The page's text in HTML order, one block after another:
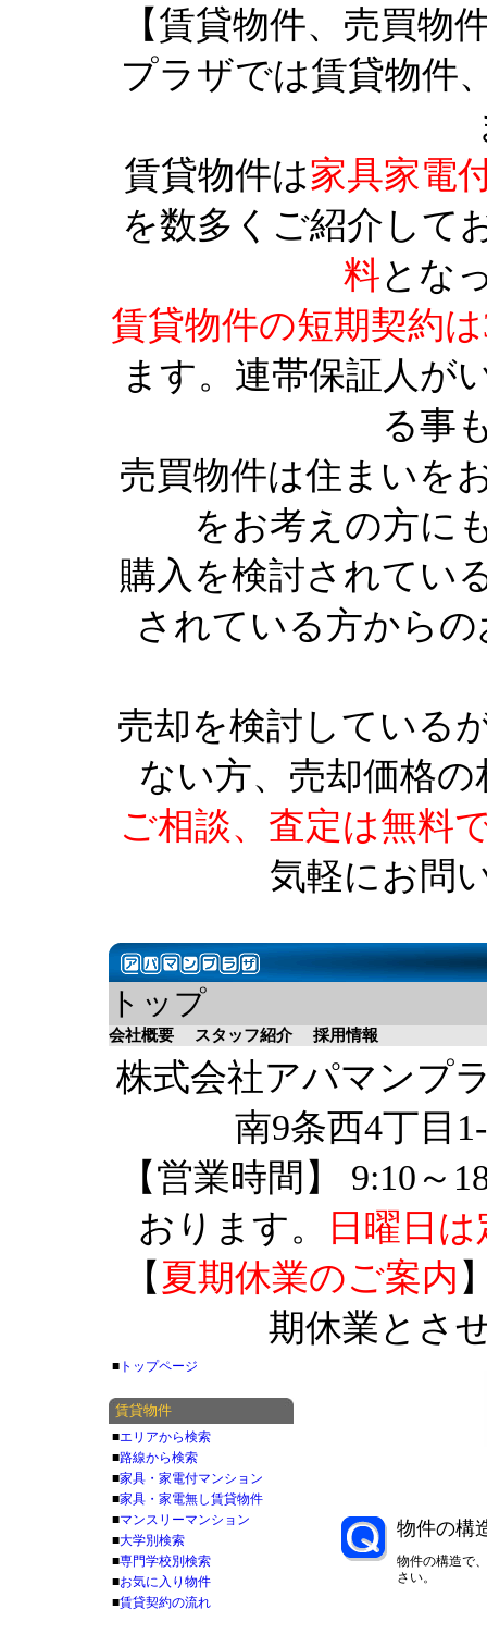
【賃貸物件、売買物
プラザでは賃貸物件
賃貸物件は家具家電
を数多くご紹介して
料とな
賃貸物件の短期契約
ます。連帯保証人が
る事
売買物件は住まいを
をお考えの方に
購入を検討されてい
されている方から
売却を検討している
ない方、売却価格
ご相談、査定は無料
気軽にお問
トップ
会社概要 スタッフ紹介 採用情報
株式会社アパマンプ
南9条西4丁目
【営業時間】 9:10～
おります。
日曜日
【 夏期休業のご案内
期休業とさ
物件の構
物件の構造で
さい。
■ トップページ
賃貸物件
■エリアから検索
■路線から検索
■家具・家電付マンション
■家具・家電無し賃貸物件
■マンスリーマンション
■大学別検索
■専門学校別検索
■お気に入り物件
■賃貸契約の流れ